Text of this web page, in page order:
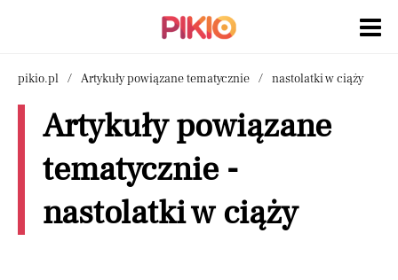
pikio.pl Artykuły powiązane tematycznie nastolatki w ciąży
Artykuły powiązane
tematycznie -
nastolatki w ciąży